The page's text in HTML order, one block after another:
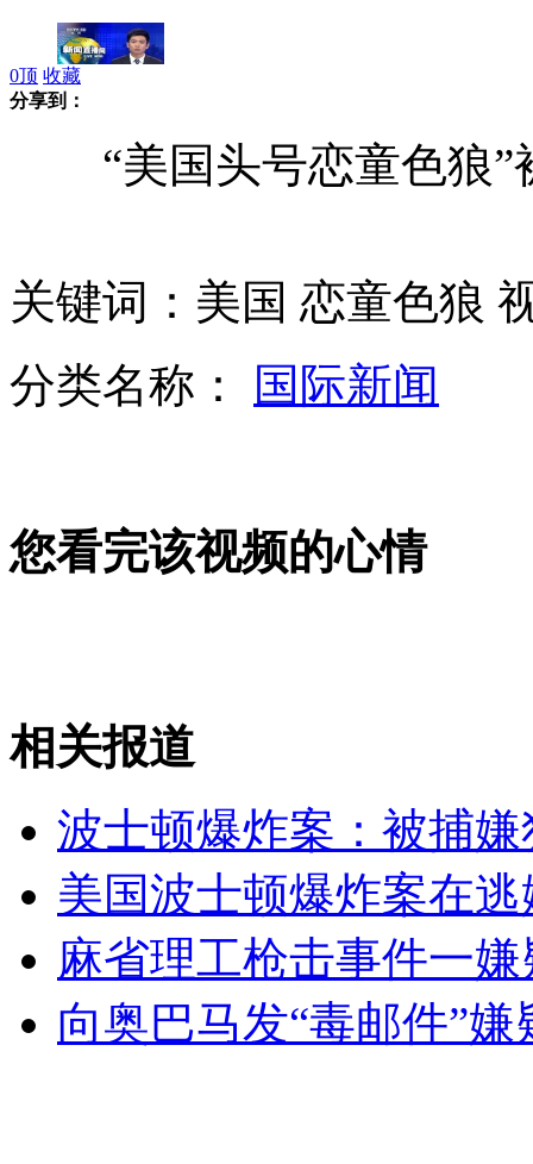
波音承认低估787客机电池风险
央视采访"叙电子军" 称"美联社被黑"无政治势力左右
山西运城恶犬咬伤多人 警民合力深夜将其击毙
无痛分娩是否安全 医生回应
外交部：反对强权政治霸凌主义
外交部：有关国家言论片面不公正
安徽一实载49人客车翻车
0顶 收藏
分享到：
“美国头号恋童色狼”
关键词：美国 恋童色狼
分类名称：
国际新闻
您看完该视频的心情
相关报道
波士顿爆炸案：被捕
美国波士顿爆炸案在
麻省理工枪击事件一
向奥巴马发“毒邮件”嫌